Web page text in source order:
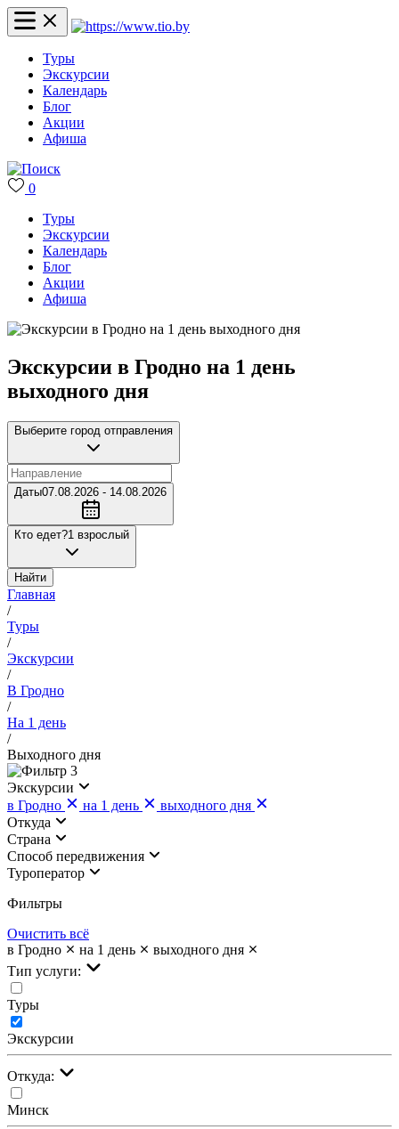
Туры
Экскурсии
Календарь
Блог
Акции
Афиша
0
Туры
Экскурсии
Календарь
Блог
Акции
Афиша
Экскурсии в Гродно на 1 день
выходного дня
Выберите город отправления
Даты07.08.2026 - 14.08.2026
Кто едет?1 взрослый
Найти
Главная
/
Туры
/
Экскурсии
/
В Гродно
/
На 1 день
/
Выходного дня
3
Экскурсии
в Гродно
на 1 день
выходного дня
Откуда
Страна
Cпособ передвижения
Туроператор
Фильтры
Очистить всё
в Гродно
на 1 день
выходного дня
Тип услуги:
Туры
Экскурсии
Откуда:
Минск